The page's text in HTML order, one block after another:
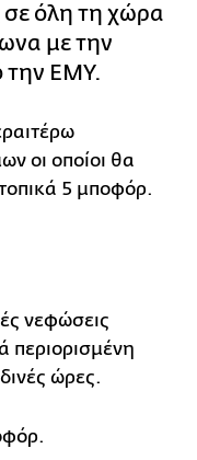
σε όλη τη χώρα
με την
την ΕΜΥ.
οι οποίοι θα
5 μποφόρ.
νεφώσεις
περιορισμένη
ώρες.